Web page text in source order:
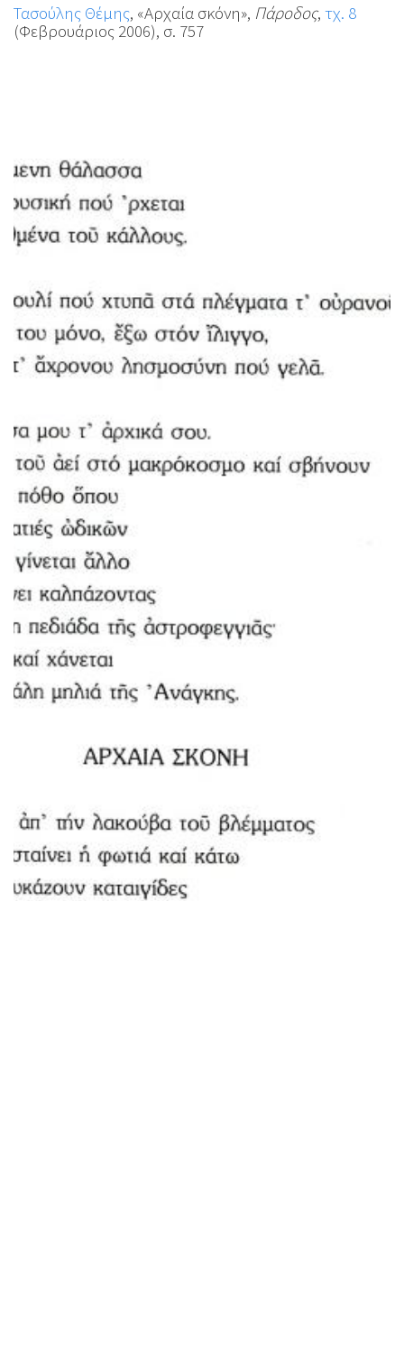
Τασούλης Θέμης, «Αρχαία σκόνη», Πάροδος, τχ. 8
(Φεβρουάριος 2006), σ. 757